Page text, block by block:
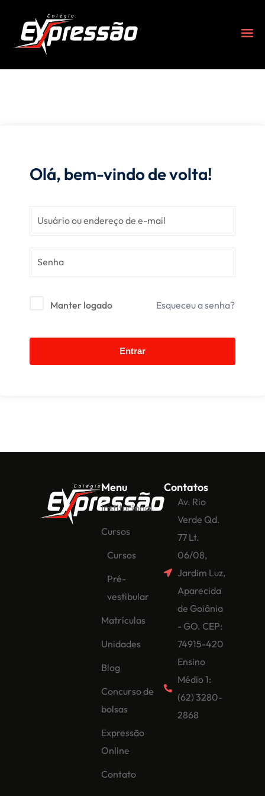
Olá, bem-vindo de volta!
Manter logado Esqueceu a senha?
Entrar
Menu
Institucional
Cursos
Cursos
Pré-
vestibular
Matrículas
Unidades
Blog
Concurso de
bolsas
Expressão
Online
Contato
Contatos
Av. Rio
Verde Qd.
77 Lt.
06/08,
Jardim Luz,
Aparecida
de Goiânia
- GO. CEP:
74915-420
Ensino
Médio 1:
(62) 3280-
2868